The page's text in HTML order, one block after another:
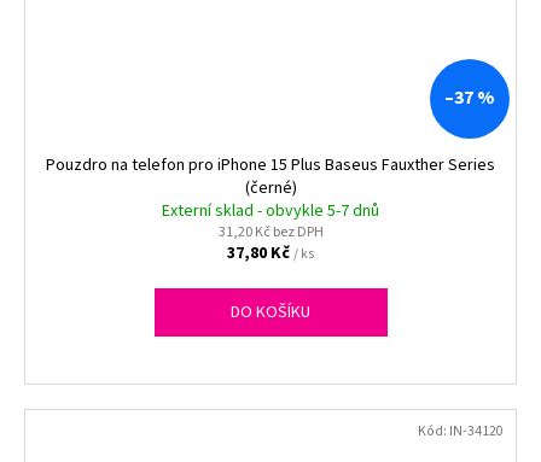
–37 %
Pouzdro na telefon pro iPhone 15 Plus Baseus Fauxther Series
(černé)
Externí sklad - obvykle 5-7 dnů
31,20 Kč bez DPH
37,80 Kč/ ks
DO KOŠÍKU
Kód: IN-34120